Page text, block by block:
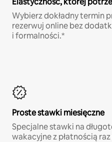
Wybierz dokładny termin
rezerwuj online bez
i formalności.*
Proste stawki miesięczne
Specjalne stawki na
wakacyjne z płatnością